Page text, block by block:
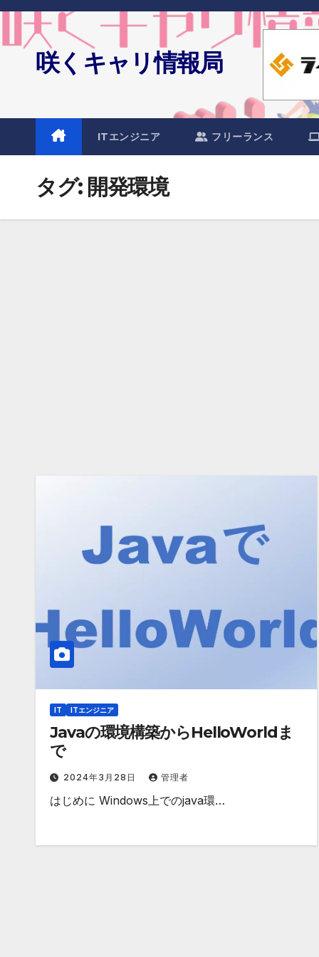
Skip
content咲くキャリ情報局
ITエンジニア フリーランス
タグ: 開発環境
IT ITエンジニア
Javaの環境構築からHelloWorldま
で
2024年3月28日 管理者
はじめに Windows上でのjava環…